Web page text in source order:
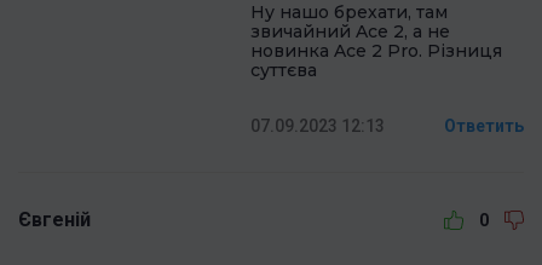
Ну нашо брехати, там
звичайний Ace 2, а не
новинка Ace 2 Pro. Різниця
суттєва
07.09.2023 12:13 Ответить
Євгеній 0